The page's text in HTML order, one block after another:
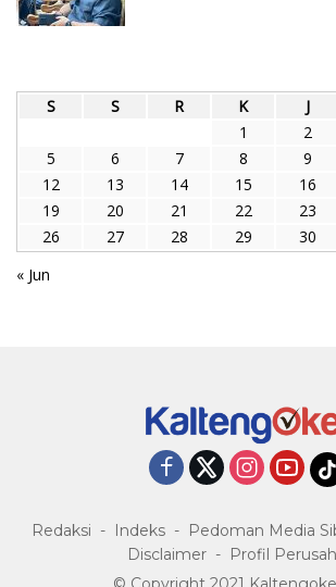
S
S R K J
1
2
5
6 7 8 9
12
13 14 15 16
19
20 21 22 23
26
27 28 29 30
« Jun
Redaksi Indeks Pedoman Media
Disclaimer
Profil